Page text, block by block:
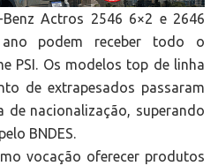
Benz Actros 2546 6×2 e 2646
podem receber todo o
PSI. Os modelos top de linha
de extrapesados passaram
de nacionalização, superando
BNDES.
vocação oferecer produtos